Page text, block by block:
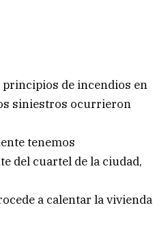
de incendios en
siniestros ocurrieron
tenemos
del cuartel de la ciudad,
a calentar la vivienda